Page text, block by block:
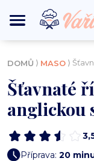
DOMŮ ⟩ MASO ⟩
Šťavnaté
anglickou
Příprava: 20